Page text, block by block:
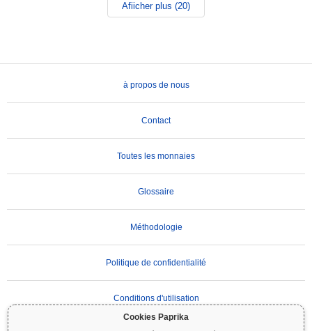
Cookies Paprika
Afiicher plus (20)
à propos de nous
Contact
Toutes les monnaies
Glossaire
Méthodologie
Politique de confidentialité
Conditions d'utilisation